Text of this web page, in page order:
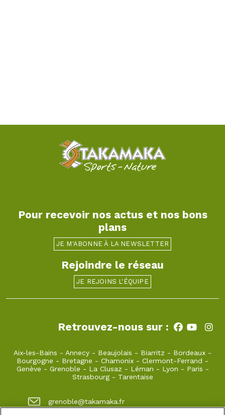
Pour recevoir nos actus et nos bons
plans
JE M'ABONNE À LA NEWSLETTER
Rejoindre le réseau
JE REJOINS L'ÉQUIPE
Retrouvez-nous sur :
Aix-les-Bains - Annecy - Beaujolais - Biarritz - Bordeaux -
Bourgogne - Bretagne - Chamonix - Clermont-Ferrand -
Genève - Grenoble - La Clusaz - Léman - Lyon - Paris -
Strasbourg- Tarentaise
grenoble@takamaka.fr